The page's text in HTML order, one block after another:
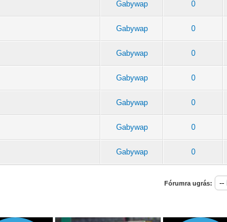
Gabywap 0
Gabywap 0
Gabywap 0
Gabywap 0
Gabywap 0
Gabywap 0
Gabywap 0
Fórumra ugrás: